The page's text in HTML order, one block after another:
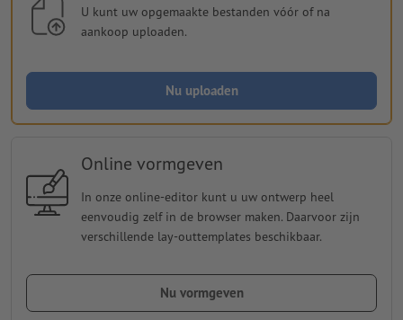
U kunt uw opgemaakte bestanden vóór of na
aankoop uploaden.
Nu uploaden
Online vormgeven
In onze online-editor kunt u uw ontwerp heel
eenvoudig zelf in de browser maken. Daarvoor zijn
verschillende lay-outtemplates beschikbaar.
Nu vormgeven